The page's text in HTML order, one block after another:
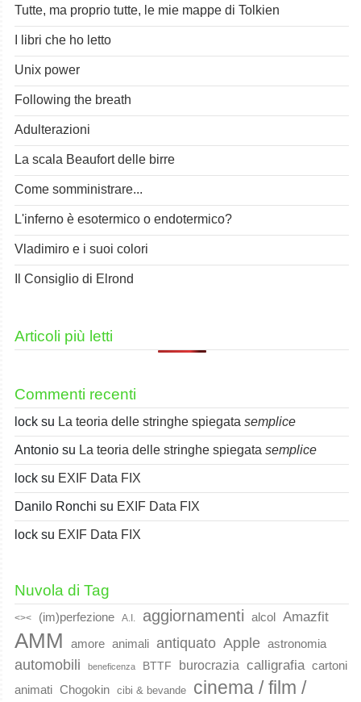
Tutte, ma proprio tutte, le mie mappe di Tolkien
I libri che ho letto
Unix power
Following the breath
Adulterazioni
La scala Beaufort delle birre
Come somministrare...
L'inferno è esotermico o endotermico?
Vladimiro e i suoi colori
Il Consiglio di Elrond
Articoli più letti
Commenti recenti
lock su La teoria delle stringhe spiegata semplice
Antonio su La teoria delle stringhe spiegata semplice
lock su EXIF Data FIX
Danilo Ronchi su EXIF Data FIX
lock su EXIF Data FIX
Nuvola di Tag
<>< (im)perfezione A.I. aggiornamenti alcol Amazfit
AMM amore animali antiquato Apple astronomia
automobili beneficenza BTTF burocrazia calligrafia cartoni
animati Chogokin cibi & bevande
cinema / film /